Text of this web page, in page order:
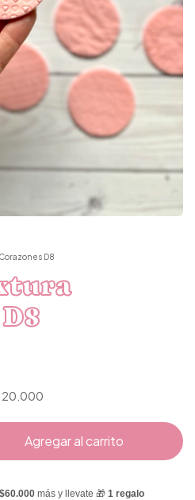
D8
$60.000más y llevate 🎁 1 regalo